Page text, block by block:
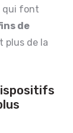
qui font
de
plus de la